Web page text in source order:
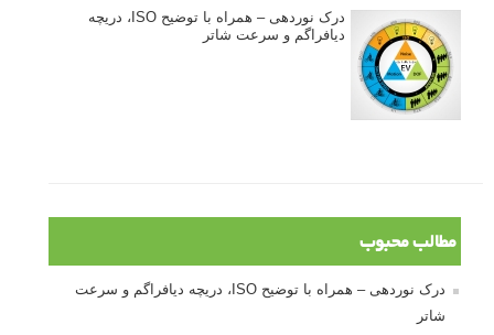
درک نوردهی – همراه با توضیح ISO، دریچه
دیافراگم و سرعت شاتر
مطالب محبوب
درک نوردهی – همراه با توضیح ISO، دریچه دیافراگم و سرعت
شاتر